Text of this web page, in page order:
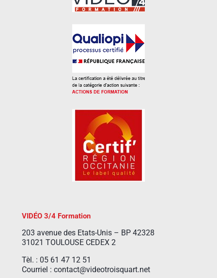
VIDÉO 3/4 Formation
203 avenue des Etats-Unis – BP 42328
31021 TOULOUSE CEDEX 2
Tèl. : 05 61 47 12 51
Courriel : contact@videotroisquart.net